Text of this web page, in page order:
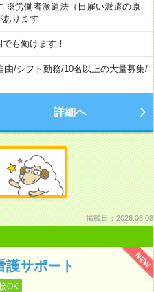
※労働者派遣法（日雇い派遣の原
ります
も働けます！
由/シフト勤務/10名以上の大量募集/
詳細へ
掲載日：2026.08.08
NEW
護サポート
OK